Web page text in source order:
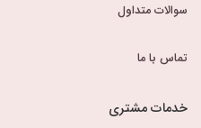
سوالات متداول
تماس با ما
خدمات مشتری